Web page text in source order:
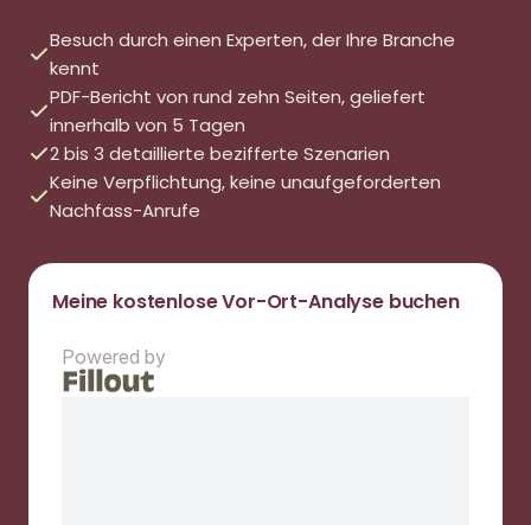
Besuch durch einen Experten, der Ihre Branche
kennt
PDF-Bericht von rund zehn Seiten, geliefert
innerhalb von 5 Tagen
2 bis 3 detaillierte bezifferte Szenarien
Keine Verpflichtung, keine unaufgeforderten
Nachfass-Anrufe
Meine kostenlose Vor-Ort-Analyse buchen